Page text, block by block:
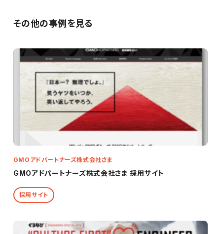
その他の事例を見る
GMOアドパートナーズ株式会社さま
GMOアドパートナーズ株式会社さま 採用サイト
採用サイト